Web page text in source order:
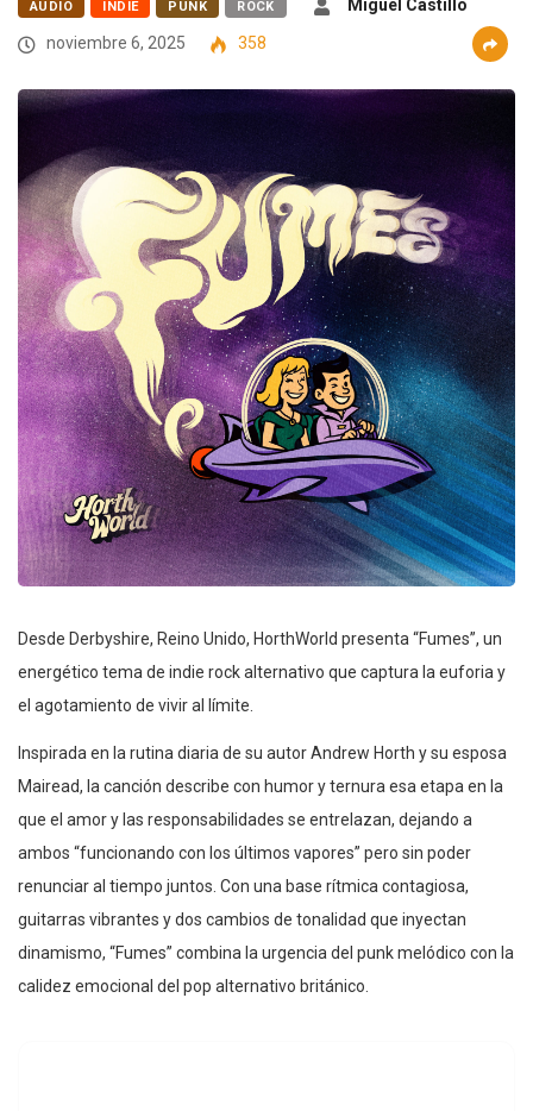
AUDIO INDIE PUNK ROCK
Miguel Castillo
noviembre 6, 2025
358
Desde Derbyshire, Reino Unido, HorthWorld presenta “Fumes”, un
energético tema de indie rock alternativo que captura la euforia y
el agotamiento de vivir al límite.
Inspirada en la rutina diaria de su autor Andrew Horth y su esposa
Mairead, la canción describe con humor y ternura esa etapa en la
que el amor y las responsabilidades se entrelazan, dejando a
ambos “funcionando con los últimos vapores” pero sin poder
renunciar al tiempo juntos. Con una base rítmica contagiosa,
guitarras vibrantes y dos cambios de tonalidad que inyectan
dinamismo, “Fumes” combina la urgencia del punk melódico con la
calidez emocional del pop alternativo británico.